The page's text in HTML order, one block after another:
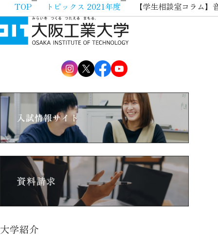
TOP
トピックス 2021年度 【学生相談室コラム】
大学紹介